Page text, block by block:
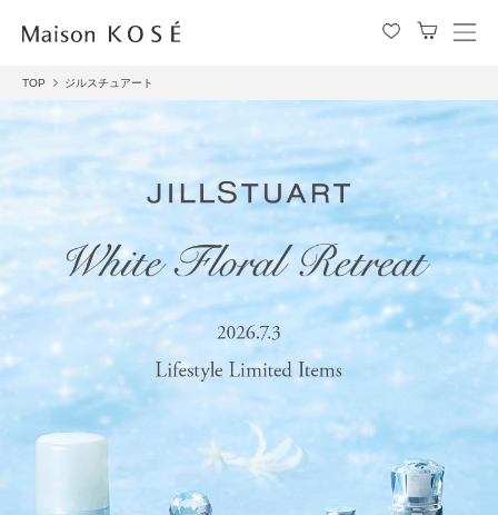
メ
る
TOP ジルスチュアート